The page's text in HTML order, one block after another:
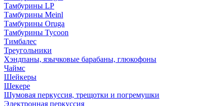
Тамбурины LP
Тамбурины Meinl
Тамбурины Oruga
Тамбурины Tycoon
Тимбалес
Треугольники
Хэндпаны, язычковые барабаны, глюкофоны
Чаймс
Шейкеры
Шекере
Шумовая перкуссия, трещотки и погремушки
Электронная перкуссия